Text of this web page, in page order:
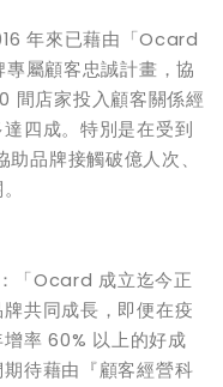
年來已藉由「Ocard
屬顧客忠誠計畫，協
間店家投入顧客關係經
四成。特別是在受到
品牌接觸破億人次、
「Ocard 成立迄今正
共同成長，即便在疫
率 60% 以上的好成
待藉由『顧客經營科